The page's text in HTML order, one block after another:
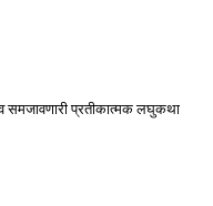
समजावणारी प्रतीकात्मक लघुकथा